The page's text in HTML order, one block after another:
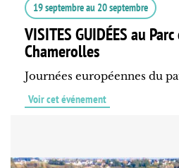
19 septembreau 20 septembre
VISITES GUIDÉES au
Chamerolles
Journées européennes du
Voir cet événement